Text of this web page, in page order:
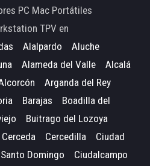
PC Mac Portátiles
TPV en
Alalpardo
Aluche
Alameda del Valle
Alcalá
Arganda del Rey
Barajas
Boadilla del
Buitrago del Lozoya
Cerceda Cercedilla
Ciudad
Domingo
Ciudalcampo